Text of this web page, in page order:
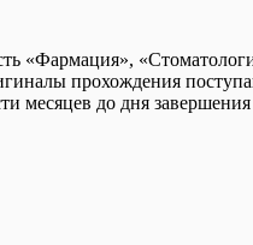
«Фармация»,
прохождения
месяцев до дня